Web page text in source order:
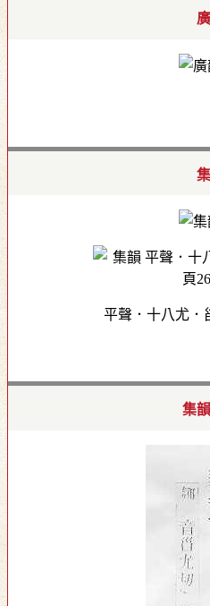
平聲．十八尤．
集